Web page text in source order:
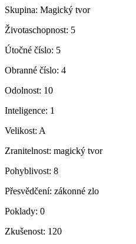
Skupina: Magický tvor
Životaschopnost: 5
Útočné číslo: 5
Obranné číslo: 4
Odolnost: 10
Inteligence: 1
Velikost: A
Zranitelnost: magický tvor
Pohyblivost: 8
Přesvědčení: zákonné zlo
Poklady: 0
Zkušenost: 120